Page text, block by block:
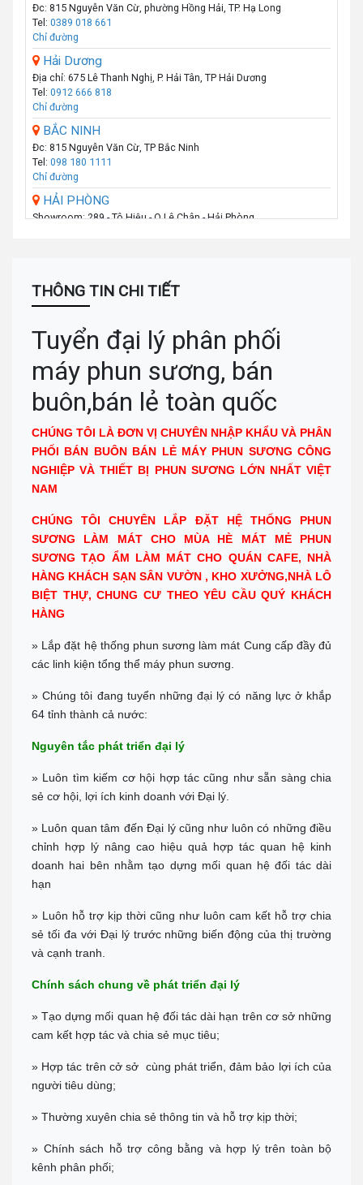
Đc: 815 Nguyễn Văn Cừ, phường Hồng Hải, TP. Hạ Long
Tel: 0389 018 661
Chỉ đường
Hải Dương
Địa chỉ: 675 Lê Thanh Nghị, P. Hải Tân, TP Hải Dương
Tel: 0912 666 818
Chỉ đường
BẮC NINH
Đc: 815 Nguyễn Văn Cừ, TP Bắc Ninh
Tel: 098 180 1111
Chỉ đường
HẢI PHÒNG
Showroom: 289 - Tô Hiệu - Q.Lê Chân - Hải Phòng
Số 07 Đại Lộ Lê Lợi (Đối diện công viên Hội An) - P Lam Sơn - TP
Chỉ đường
TP.VINH _NGHỆ AN
Số: 58A Phạm Đình Toái - Phường Hà Huy Tập - TP Vinh
0943 437 137
Chỉ đường
ĐÀ NẴNG
Địa chỉ: 276 Hùng Vương, Quận Hải Châu
Call :0938 460 460(Zalo)
Chỉ đường
NHA TRANG
Địa chỉ: 1276 đường 2/4, P Vạn Thắng (cạnh cà phê Bách Viên) TP
Nha Trang
Tel:0944 519 888
Chỉ đường
ĐÀ LẠT - LÂM ĐỒNG
Địa chỉ: 364 Hai Bà Trưng, P6 TP Đà Lạt, Tỉnh Lâm Đồng
Tel:0902 570 886
TP.HCM Showrom Chính
Showroom: 193A - Đường 3/2 - P.11 - Q.10 - TP.HCM
Chỉ đường
BÌNH DƯƠNG
ĐT: Call : 0989 958 887(Zalo)
Đc: 573 Cách Mạng Tháng 8, Phường 3, TP Tây Ninh
Chỉ đường
CẦN THƠ
Địa chỉ: 369 Đ. Nguyễn Văn Cừ, Phường An Khánh, Ninh Kiều
0911 676 989
PHÚ QUỐC
Đc: R303 Đường Ruby 3, Shophouse Bãi Kem, P An Thới, TP Phú
Quốc
Chỉ đường
THÔNG TIN CHI TIẾT
Tuyển đại lý phân phối
máy phun sương, bán
buôn,bán lẻ toàn quốc
CHÚNG TÔI LÀ ĐƠN VỊ CHUYÊN NHẬP KHẨU VÀ PHÂN
PHỐI BÁN BUÔN BÁN LẺ MÁY PHUN SƯƠNG CÔNG
NGHIỆP VÀ THIẾT BỊ PHUN SƯƠNG LỚN NHẤT VIỆT
NAM
CHÚNG TÔI CHUYÊN LẮP ĐẶT HỆ THỐNG PHUN
SƯƠNG LÀM MÁT CHO MÙA HÈ MÁT MẺ PHUN
SƯƠNG TẠO ẨM LÀM MÁT CHO QUÁN CAFE, NHÀ
HÀNG KHÁCH SẠN SÂN VƯỜN , KHO XƯỞNG,NHÀ LÔ
BIỆT THỰ, CHUNG CƯ THEO YÊU CẦU QUÝ KHÁCH
HÀNG
» Lắp đặt hệ thống phun sương làm mát Cung cấp đầy đủ
các linh kiện tổng thể máy phun sương.
»Chúng tôi đang tuyển những đại lý có năng lực ở khắp
64 tỉnh thành cả nước:
Nguyên tắc phát triển đại lý
» Luôn tìm kiếm cơ hội hợp tác cũng như sẵn sàng chia
sẻ cơ hội, lợi ích kinh doanh với Đại lý.
» Luôn quan tâm đến Đại lý cũng như luôn có những điều
chỉnh hợp lý nâng cao hiệu quả hợp tác quan hệ kinh
doanh hai bên nhằm tạo dựng mối quan hệ đối tác dài
hạn
» Luôn hỗ trợ kịp thời cũng như luôn cam kết hỗ trợ chia
sẻ tối đa với Đại lý trước những biến động của thị trường
và cạnh tranh.
Chính sách chung về phát triển đại lý
» Tạo dựng mối quan hệ đối tác dài hạn trên cơ sở những
cam kết hợp tác và chia sẻ mục tiêu;
» Hợp tác trên cở sở cùng phát triển, đảm bảo lợi ích của
người tiêu dùng;
» Thường xuyên chia sẻ thông tin và hỗ trợ kịp thời;
» Chính sách hỗ trợ công bằng và hợp lý trên toàn bộ
kênh phân phối;